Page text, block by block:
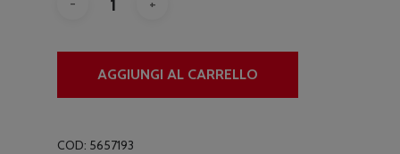
AGGIUNGI AL CARRELLO
COD: 5657193